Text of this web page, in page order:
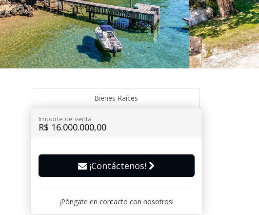
Bienes Raíces
Importe de venta
R$ 16.000.000,00
¡Contáctenos!
¡Póngate en contacto con nosotros!